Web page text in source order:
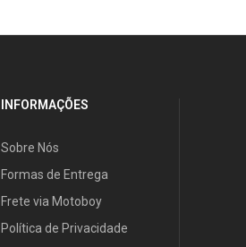
INFORMAÇÕES
Sobre Nós
Formas de Entrega
Frete via Motoboy
Política de Privacidade